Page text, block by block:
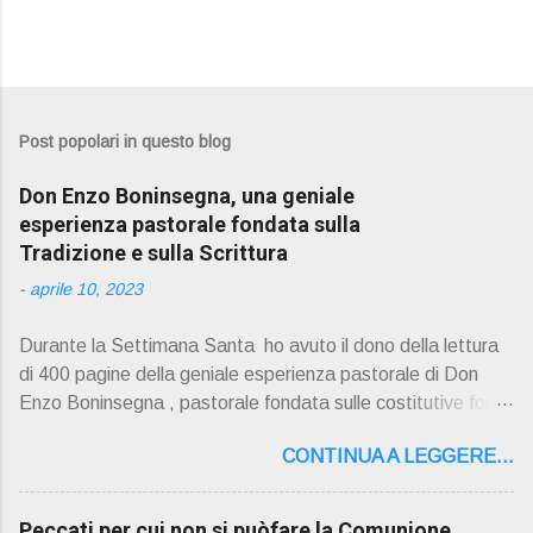
Post popolari in questo blog
Don Enzo Boninsegna, una geniale
esperienza pastorale fondata sulla
Tradizione e sulla Scrittura
- aprile 10, 2023
Durante la Settimana Santa ho avuto il dono della lettura
di 400 pagine della geniale esperienza pastorale di Don
Enzo Boninsegna , pastorale fondata sulle costitutive fon ti
Dio giunta in continuit à ecclesiale a noi per mezzo di Gesù,
degli Apostoli e dei loro successori . Io don Gino Oliosi v
orrei contribuire ad una lettura non pregiudiziale su don
CONTINUA A LEGGERE...